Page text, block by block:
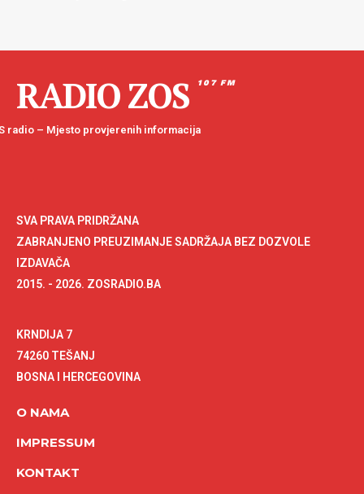
RADIO ZOS 107 FM
radio – Mjesto provjerenih informacija
SVA PRAVA PRIDRŽANA
ZABRANJENO PREUZIMANJE SADRŽAJA BEZ DOZVOLE
IZDAVAČA
2015. - 2026. ZOSRADIO.BA
KRNDIJA 7
74260 TEŠANJ
BOSNA I HERCEGOVINA
O NAMA
IMPRESSUM
KONTAKT